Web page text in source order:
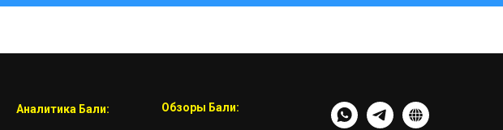
Аналитика Бали: Обзоры Бали: